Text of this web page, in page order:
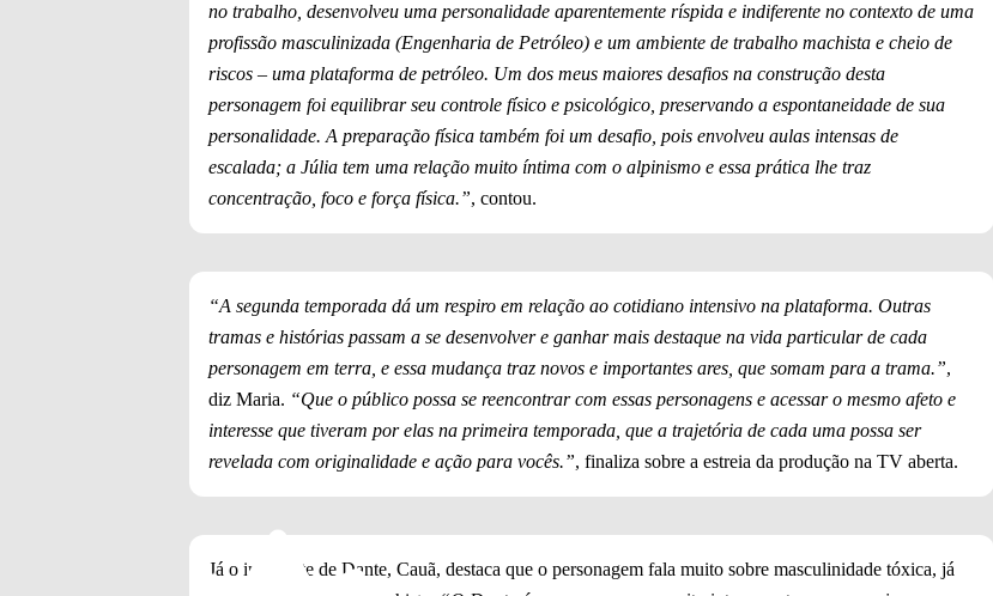
no trabalho, desenvolveu uma personalidade aparentemente ríspida e indiferente no contexto de uma
profissão masculinizada (Engenharia de Petróleo) e um ambiente de trabalho machista e cheio de
riscos – uma plataforma de petróleo. Um dos meus maiores desafios na construção desta
personagem foi equilibrar seu controle físico e psicológico, preservando a espontaneidade de sua
personalidade. A preparação física também foi um desafio, pois envolveu aulas intensas de
escalada; a Júlia tem uma relação muito íntima com o alpinismo e essa prática lhe traz
concentração, foco e força física.”, contou.
“A segunda temporada dá um respiro em relação ao cotidiano intensivo na plataforma. Outras
tramas e histórias passam a se desenvolver e ganhar mais destaque na vida particular de cada
personagem em terra, e essa mudança traz novos e importantes ares, que somam para a trama.”,
diz Maria. “Que o público possa se reencontrar com essas personagens e acessar o mesmo afeto e
interesse que tiveram por elas na primeira temporada, que a trajetória de cada uma possa ser
revelada com originalidade e ação para vocês.”, finaliza sobre a estreia da produção na TV aberta.
Já o intérprete de Dante, Cauã, destaca que o personagem fala muito sobre masculinidade tóxica, já